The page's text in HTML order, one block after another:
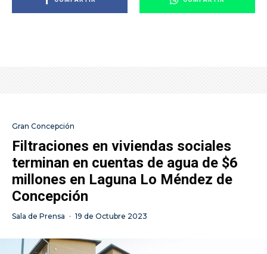
Gran Concepción
Filtraciones en viviendas sociales
terminan en cuentas de agua de $6
millones en Laguna Lo Méndez de
Concepción
Sala de Prensa · 19 de Octubre 2023